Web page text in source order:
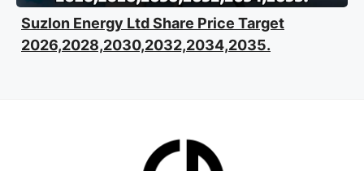
Suzlon Energy Ltd Share Price Target
2026,2028,2030,2032,2034,2035.